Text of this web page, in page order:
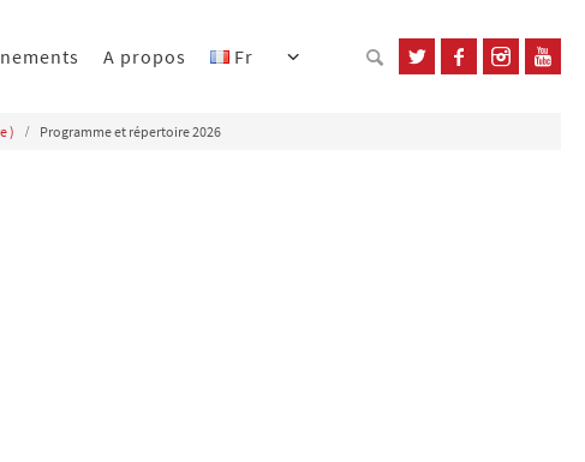
A propos Fr
) Programme et répertoire 2026